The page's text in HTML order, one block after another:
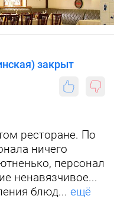
закрыт
ресторане. По
ничего
персонал
ненавязчивое...
блюд... ещё